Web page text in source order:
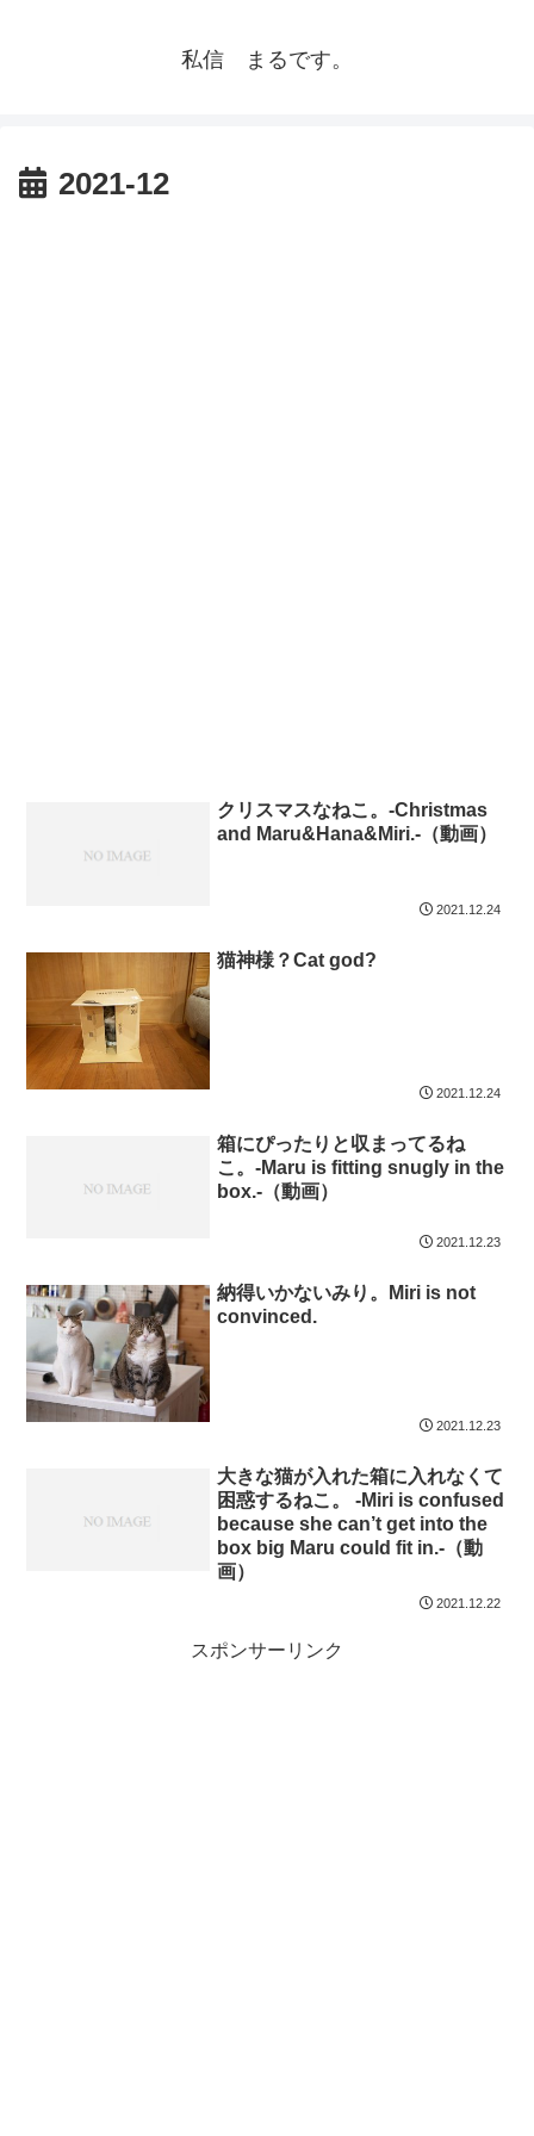
私信 まるです。
2021-12
クリスマスなねこ。-Christmas
and Maru&Hana&Miri.-（動画）
2021.12.24
猫神様？Cat god?
2021.12.24
箱にぴったりと収まってるね
こ。-Maru is fitting snugly in the
box.-（動画）
2021.12.23
納得いかないみり。Miri is not
convinced.
2021.12.23
大きな猫が入れた箱に入れなくて
困惑するねこ。 -Miri is confused
because she can’t get into the
box big Maru could fit in.-（動
画）
2021.12.22
スポンサーリンク